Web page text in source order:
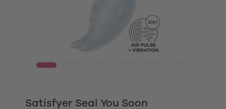
Satisfyer Seal You Soon